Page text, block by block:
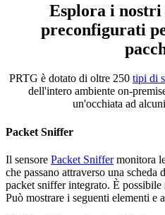
Esplora i nostri
preconfigurati
PRTG è dotato di oltre 250 tipi di
dell'intero ambiente on-
un'occhiata ad
Packet Sniffer
Il sensore Packet Sniffermonitora
che passano attraverso una
packet sniffer integrato. È
Può mostrare i seguenti elementi e